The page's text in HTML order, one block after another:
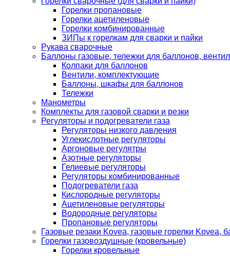
Горелки пропановые
Горелки ацетиленовые
Горелки комбинированные
ЗИПы к горелкам для сварки и пайки
Рукава сварочные
Баллоны газовые, тележки для баллонов,
Колпаки для баллонов
Вентили, комплектующие
Баллоны, шкафы для баллонов
Тележки
Манометры
Комплекты для газовой сварки и резки
Регуляторы и подогреватели газа
Регуляторы низкого давления
Углекислотные регуляторы
Аргоновые регулятры
Азотные регуляторы
Гелиевые регуляторы
Регуляторы комбинированные
Подогреватели газа
Кислородные регуляторы
Ацетиленовые регуляторы
Водородные регуляторы
Пропановые регуляторы
Газовые резаки Kovea, газовые горелки Kovea,
Горелки газовоздушные (кровельные)
Горелки кровельные